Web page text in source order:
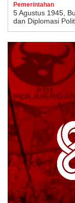
Pemerintahan
5 Agustus 1945,
dan Diplomasi